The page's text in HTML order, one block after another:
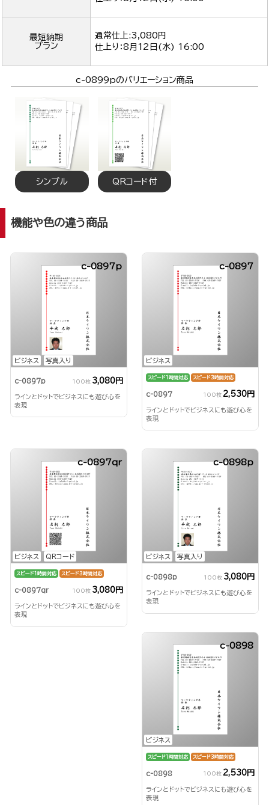
最短納期
プラン
通常仕上:3,080円
仕上り：8月12日(水) 16:00
c-0899pのバリエーション商品
シンプル QRコード付
機能や色の違う商品
ビジネス 写真入り
c-0897p
c-0897p 100枚 3,080円
ラインとドットでビジネスにも遊び心を
表現
ビジネス
c-0897
スピード1時間対応 スピード3時間対応
c-0897 100枚 2,530円
ラインとドットでビジネスにも遊び心を
表現
ビジネス QRコード
c-0897qr
スピード1時間対応 スピード3時間対応
c-0897qr 100枚 3,080円
ラインとドットでビジネスにも遊び心を
表現
ビジネス 写真入り
c-0898p
c-0898p 100枚 3,080円
ラインとドットでビジネスにも遊び心を
表現
ビジネス
c-0898
スピード1時間対応 スピード3時間対応
c-0898 100枚 2,530円
ラインとドットでビジネスにも遊び心を
表現